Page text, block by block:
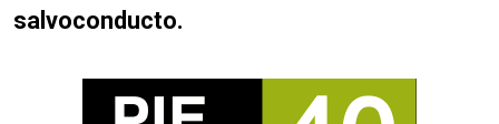
salvoconducto.